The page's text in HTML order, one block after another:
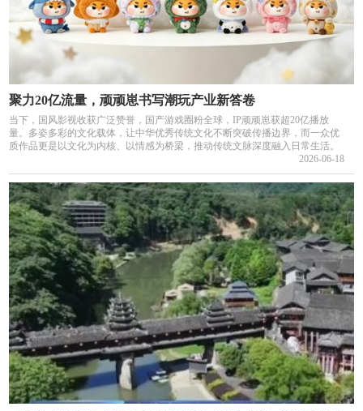
聚力20亿流量，顽顽崽书写潮玩产业新答卷
当下，国风影视收获广泛赞誉，国产游戏圈粉全球，IP顽顽崽获超20亿播放
量。多姿多彩的文化载体，让中华优秀传统文化不断突破传播边界，而一众优
质作品更是以文化为内核、以情感为桥梁，推动传统文脉深度融入日常生活。
2026-06-18